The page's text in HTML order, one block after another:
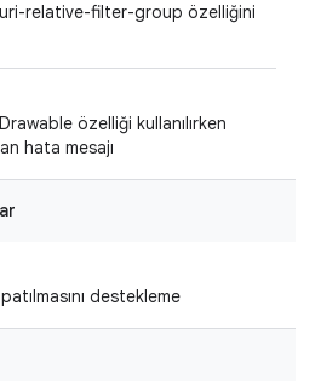
relative-filter-group özelliğini
özelliği kullanılırken
hata mesajı
destekleme